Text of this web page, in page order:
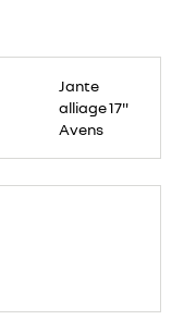
Jante
alliage 17"
Avens